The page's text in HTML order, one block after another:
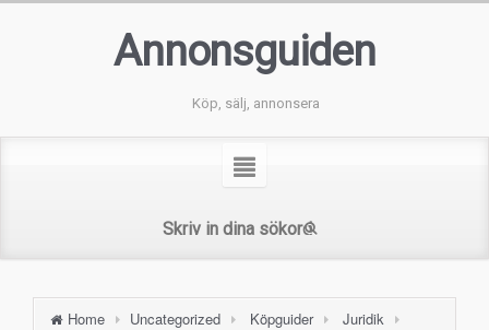
Annonsguiden
Köp, sälj, annonsera
Home Uncategorized Köpguider
Juridik